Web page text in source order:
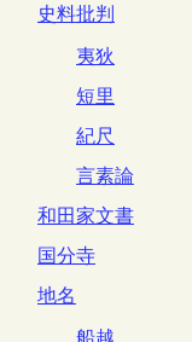
史料批判
夷狄
短里
紀尺
言素論
和田家文書
国分寺
地名